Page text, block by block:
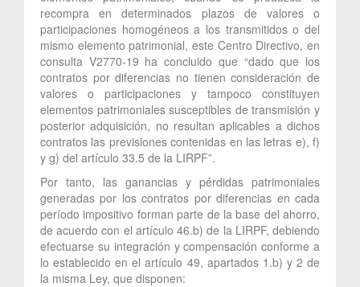
recompra en determinados plazos de valores o
participaciones homogéneos a los transmitidos o del
mismo elemento patrimonial, este Centro Directivo, en
consulta V2770-19 ha concluido que “dado que los
contratos por diferencias no tienen consideración de
valores o participaciones y tampoco constituyen
elementos patrimoniales susceptibles de transmisión y
posterior adquisición, no resultan aplicables a dichos
contratos las previsiones contenidas en las letras e), f)
y g) del artículo 33.5 de la LIRPF”.
Por tanto, las ganancias y pérdidas patrimoniales
generadas por los contratos por diferencias en cada
período impositivo forman parte de la base del ahorro,
de acuerdo con el artículo 46.b) de la LIRPF, debiendo
efectuarse su integración y compensación conforme a
lo establecido en el artículo 49, apartados 1.b) y 2 de
la misma Ley, que disponen: